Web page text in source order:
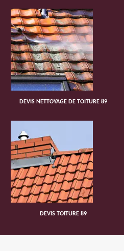
DEVIS NETTOYAGE DE TOITURE 89
DEVIS TOITURE 89